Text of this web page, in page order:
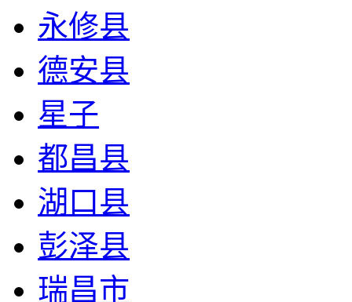
永修县
德安县
星子
都昌县
湖口县
彭泽县
瑞昌市